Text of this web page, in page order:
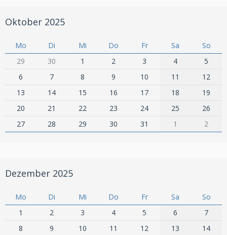
Oktober 2025
Mo Di Mi Do Fr Sa
So
29
30 1 2 3 4
5
6
7 8 9 10 11
12
13
14 15 16 17 18
19
20
21 22 23 24 25
26
27
28 29 30 31 1 2
Dezember 2025
Mo Di Mi Do Fr Sa
So
1
2 3 4 5 6
7
8
9 10 11 12 13
14